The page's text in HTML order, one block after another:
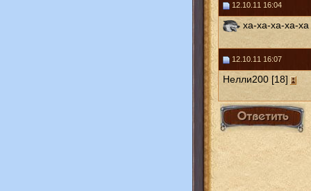
12.10.11 16:04
ха-ха-ха-ха-
12.10.11 16:07
Нелли200 [18]